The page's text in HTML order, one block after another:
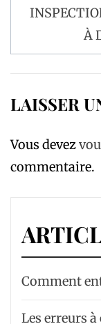
À
LAISSER
Vous devez
commentaire.
Comment
Les erreurs